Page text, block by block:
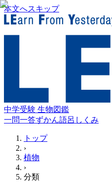
本文へスキップ
中学受験 生物図鑑
一問一答ずかん語呂 しくみ
トップ
›
植物
›
分類